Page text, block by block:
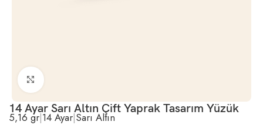
Büyütmek için tıklayın
14 Ayar Sarı Altın Çift Yaprak Tasarım Yüzük
5,16 gr|14 Ayar|Sarı Altın